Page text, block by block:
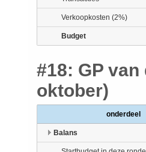
Verkoopkosten (2%)
Budget
#18: GP
oktober)
onderdeel
Balans